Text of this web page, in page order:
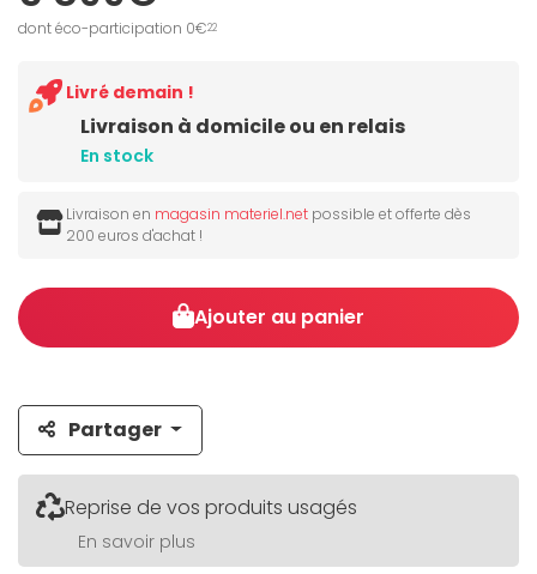
dont éco-participation 0€22
Livraison à domicile ou en relais
En stock
Livré demain !
Livraison en magasin materiel.net possible et offerte dès
200 euros d'achat !
Ajouter au panier
Partager
Reprise de vos produits usagés
En savoir plus